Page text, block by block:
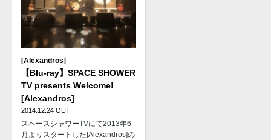
[Alexandros]
【Blu-ray】SPACE SHOWER
TV presents Welcome!
[Alexandros]
2014.12.24 OUT
スペースシャワーTVにて2013年6
月よりスタートした[Alexandros]の